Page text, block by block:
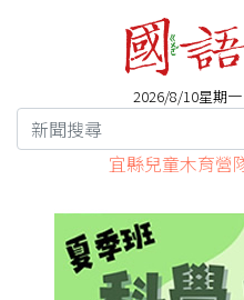
2026/8/10星期
宜縣兒童木育